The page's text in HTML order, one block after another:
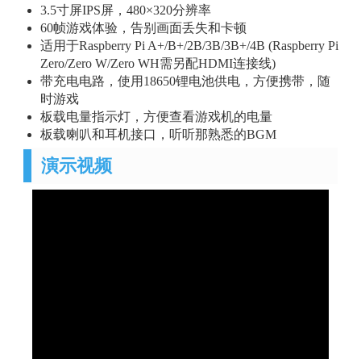
3.5寸屏IPS屏，480×320分辨率
60帧游戏体验，告别画面丢失和卡顿
适用于Raspberry Pi A+/B+/2B/3B/3B+/4B (Raspberry Pi
Zero/Zero W/Zero WH需另配HDMI连接线)
带充电电路，使用18650锂电池供电，方便携带，随
时游戏
板载电量指示灯，方便查看游戏机的电量
板载喇叭和耳机接口，听听那熟悉的BGM
演示视频